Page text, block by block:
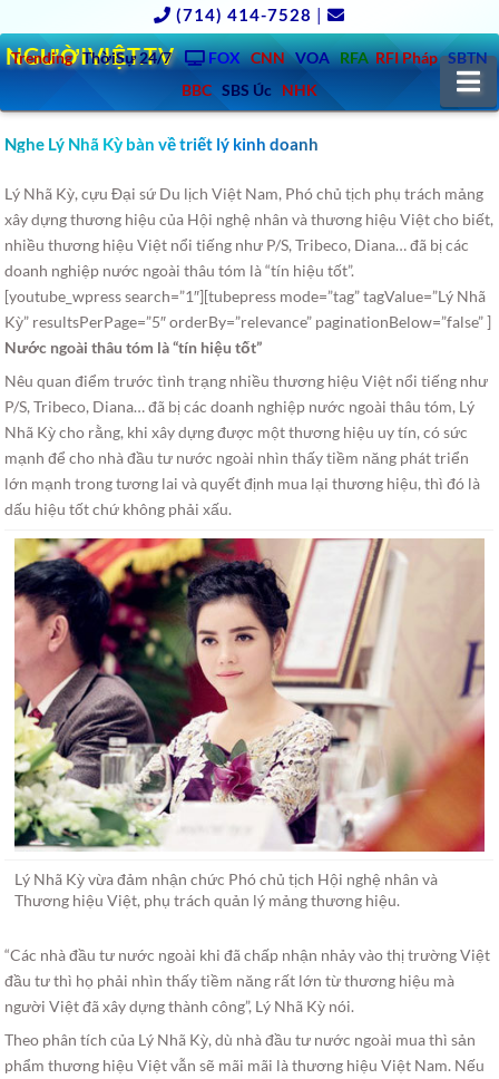
(714) 414-7528 |
Trending ThờiSự 24/7 FOX CNN VOA RFA RFI Pháp SBTN
BBC SBS Úc NHK
NGƯỜIVIỆT.TV
Nghe Lý Nhã Kỳ bàn về triết lý kinh doanh
Lý Nhã Kỳ, cựu Đại sứ Du lịch Việt Nam, Phó chủ tịch phụ trách mảng
xây dựng thương hiệu của Hội nghệ nhân và thương hiệu Việt cho biết,
nhiều thương hiệu Việt nổi tiếng như P/S, Tribeco, Diana…đã bị các
doanh nghiệp nước ngoài thâu tóm là “tín hiệu tốt”.
[youtube_wpress search=”1″][tubepress mode=”tag” tagValue=”Lý Nhã
Kỳ” resultsPerPage=”5″ orderBy=”relevance” paginationBelow=”false” ]
Nước ngoài thâu tóm là “tín hiệu tốt”
Nêu quan điểm trước tình trạng nhiều thương hiệu Việt nổi tiếng như
P/S, Tribeco, Diana… đã bị các doanh nghiệp nước ngoài thâu tóm, Lý
Nhã Kỳ cho rằng, khi xây dựng được một thương hiệu uy tín, có sức
mạnh để cho nhà đầu tư nước ngoài nhìn thấy tiềm năng phát triển
lớn mạnh trong tương lai và quyết định mua lại thương hiệu, thì đó là
dấu hiệu tốt chứ không phải xấu.
Lý Nhã Kỳ vừa đảm nhận chức Phó chủ tịch Hội nghệ nhân và
Thương hiệu Việt, phụ trách quản lý mảng thương hiệu.
“Các nhà đầu tư nước ngoài khi đã chấp nhận nhảy vào thị trường Việt
đầu tư thì họ phải nhìn thấy tiềm năng rất lớn từ thương hiệu mà
người Việt đã xây dựng thành công”, Lý Nhã Kỳ nói.
Theo phân tích của Lý Nhã Kỳ, dù nhà đầu tư nước ngoài mua thì sản
phẩm thương hiệu Việt vẫn sẽ mãi mãi là thương hiệu Việt Nam. Nếu